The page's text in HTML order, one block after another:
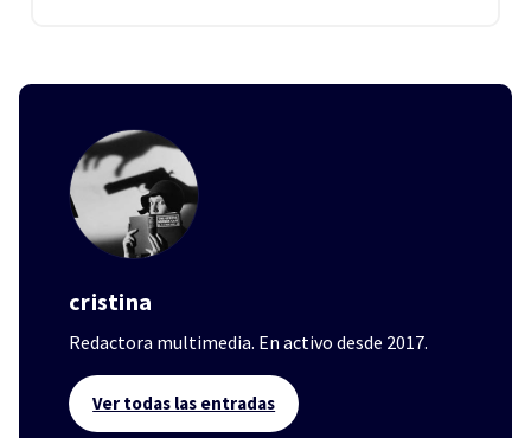
cristina
Redactora multimedia. En activo desde 2017.
Ver todas las entradas